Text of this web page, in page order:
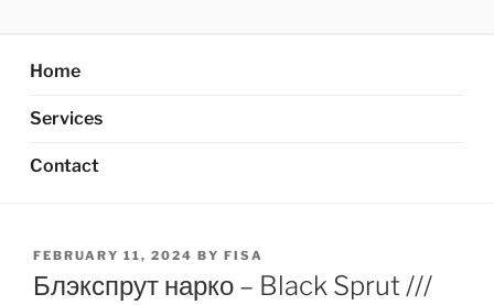
content
Home
Services
Contact
POSTED
ON
FEBRUARY 11, 2024 BY FISA
Блэкспрут нарко – Black Sprut ///